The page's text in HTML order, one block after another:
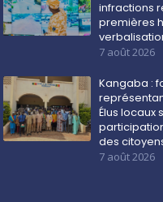
infractions
premières
7 août 2026
Kangaba :
Élus locaux
des
7 août 2026